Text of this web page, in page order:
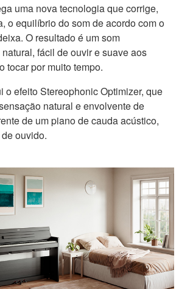
uma nova tecnologia que corrige,
o equilíbrio do som de acordo com o
O resultado é um som
fácil de ouvir e suave aos
tocar por muito tempo.
o efeito Stereophonic Optimizer, que
natural e envolvente de
de um piano de cauda acústico,
ouvido.